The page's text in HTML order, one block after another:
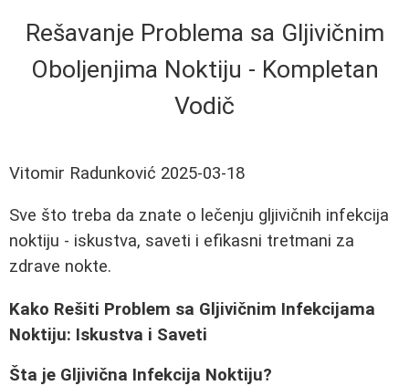
Rešavanje Problema sa Gljivičnim
Oboljenjima Noktiju - Kompletan
Vodič
Vitomir Radunković 2025-03-18
Sve što treba da znate o lečenju gljivičnih infekcija
noktiju - iskustva, saveti i efikasni tretmani za
zdrave nokte.
Kako Rešiti Problem sa Gljivičnim Infekcijama
Noktiju: Iskustva i Saveti
Šta je Gljivična Infekcija Noktiju?